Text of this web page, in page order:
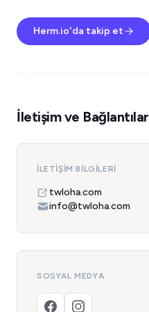
Herm.io'da takip et
İletişim ve Bağlantılar
İLETIŞIM BILGILERI
twloha.com
info@twloha.com
SOSYAL MEDYA